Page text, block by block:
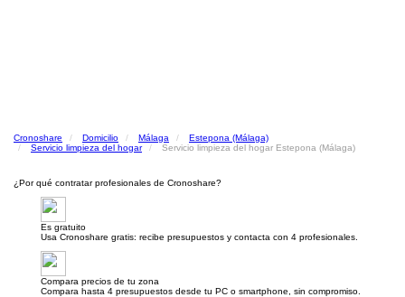
Cronoshare Domicilio Málaga
Estepona (Málaga)
Servicio limpieza del hogar
Servicio limpieza del hogar Estepona (Málaga)
¿Por qué contratar profesionales de Cronoshare?
Es gratuito
Usa Cronoshare gratis: recibe presupuestos y contacta con 4 profesionales.
Compara precios de tu zona
Compara hasta 4 presupuestos desde tu PC o smartphone, sin compromiso.